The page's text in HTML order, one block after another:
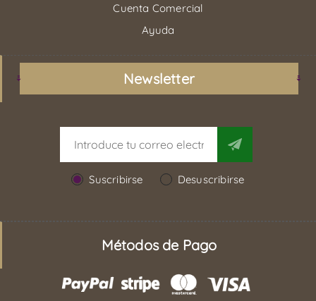
Cuenta Comercial
Ayuda
Newsletter
Suscribirse Desuscribirse
Métodos de Pago